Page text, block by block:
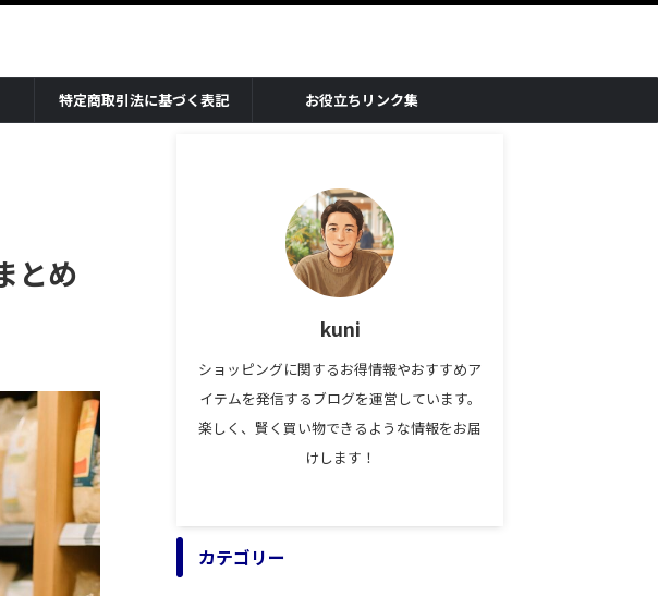
特定商取引法に基づく表記 お役立ちリンク集
とめ
kuni
ショッピングに関するお得情報やおすすめア
イテムを発信するブログを運営しています。
楽しく、賢く買い物できるような情報をお届
けします！
カテゴリー